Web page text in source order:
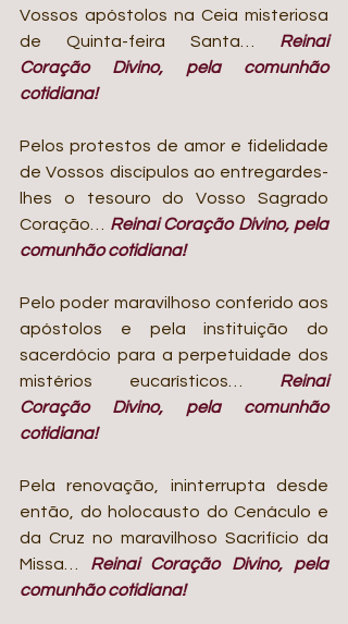
Vossos apóstolos na Ceia misteriosa
de Quinta-feira Santa… Reinai
Coração Divino, pela comunhão
cotidiana!
Pelos protestos de amor e fidelidade
de Vossos discípulos ao entregardes-
lhes o tesouro do Vosso Sagrado
Coração… Reinai Coração Divino, pela
comunhão cotidiana!
Pelo poder maravilhoso conferido aos
apóstolos e pela instituição do
sacerdócio para a perpetuidade dos
mistérios eucarísticos… Reinai
Coração Divino, pela comunhão
cotidiana!
Pela renovação, ininterrupta desde
então, do holocausto do Cenáculo e
da Cruz no maravilhoso Sacrifício da
Missa… Reinai Coração Divino, pela
comunhão cotidiana!